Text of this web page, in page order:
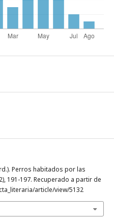
Perros habitados por las
191-197. Recuperado a partir de
article/view/5132